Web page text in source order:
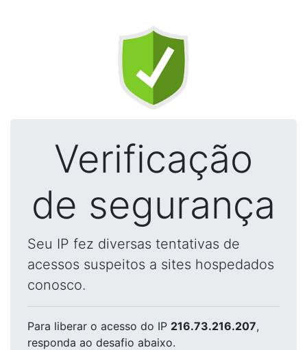
Verificação
de segurança
Seu IP fez diversas tentativas de
acessos suspeitos a sites hospedados
conosco.
Para liberar o acesso do IP 216.73.216.207,
responda ao desafio abaixo.